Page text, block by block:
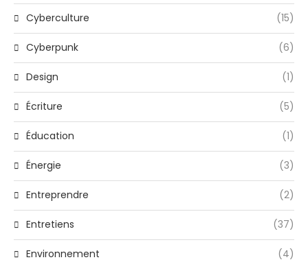
Cyberculture (15)
Cyberpunk (6)
Design (1)
Écriture (5)
Éducation (1)
Énergie (3)
Entreprendre (2)
Entretiens (37)
Environnement (4)